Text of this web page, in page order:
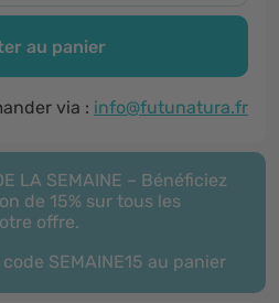
au panier
via : info@futunatura.fr
LA SEMAINE – Bénéficiez
de 15% sur tous les
offre.
SEMAINE15 au panier